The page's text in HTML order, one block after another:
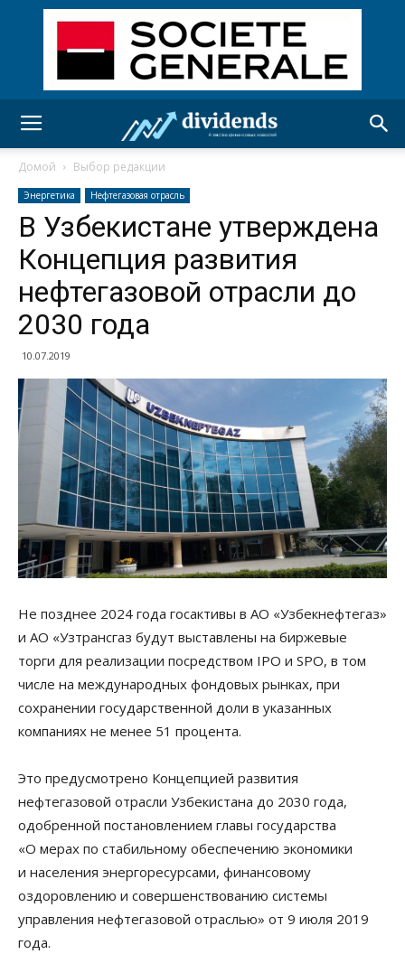
Домой Выбор редакции
Энергетика Нефтегазовая отрасль
В Узбекистане утверждена
Концепция развития
нефтегазовой отрасли до
2030 года
10.07.2019
Не позднее 2024 года госактивы в АО «Узбекнефтегаз»
и АО «Узтрансгаз будут выставлены на биржевые
торги для реализации посредством IPO и SPO, в том
числе на международных фондовых рынках, при
сохранении государственной доли в указанных
компаниях не менее 51 процента.
Это предусмотрено Концепцией развития
нефтегазовой отрасли Узбекистана до 2030 года,
одобренной постановлением главы государства
«О мерах по стабильному обеспечению экономики
и населения энергоресурсами, финансовому
оздоровлению и совершенствованию системы
управления нефтегазовой отраслью» от 9 июля 2019
года.